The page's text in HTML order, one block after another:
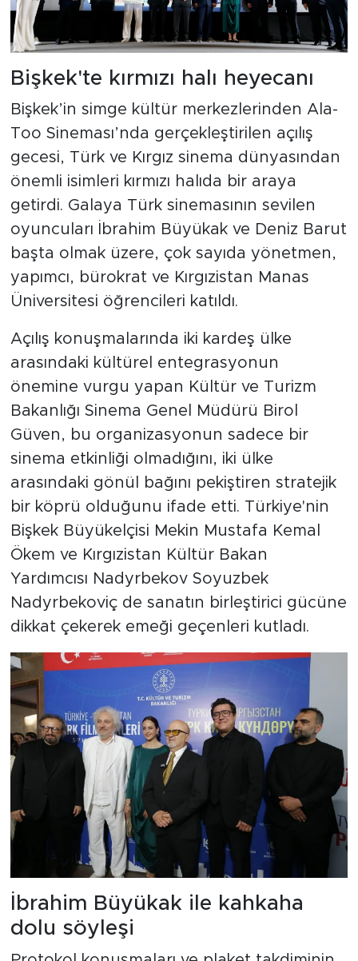
Bişkek'te kırmızı halı heyecanı
Bişkek’in simge kültür merkezlerinden Ala-
Too Sineması’nda gerçekleştirilen açılış
gecesi, Türk ve Kırgız sinema dünyasından
önemli isimleri kırmızı halıda bir araya
getirdi. Galaya Türk sinemasının sevilen
oyuncuları İbrahim Büyükak ve Deniz Barut
başta olmak üzere, çok sayıda yönetmen,
yapımcı, bürokrat ve Kırgızistan Manas
Üniversitesi öğrencileri katıldı.
Açılış konuşmalarında iki kardeş ülke
arasındaki kültürel entegrasyonun
önemine vurgu yapan Kültür ve Turizm
Bakanlığı Sinema Genel Müdürü Birol
Güven, bu organizasyonun sadece bir
sinema etkinliği olmadığını, iki ülke
arasındaki gönül bağını pekiştiren stratejik
bir köprü olduğunu ifade etti. Türkiye'nin
Bişkek Büyükelçisi Mekin Mustafa Kemal
Ökem ve Kırgızistan Kültür Bakan
Yardımcısı Nadyrbekov Soyuzbek
Nadyrbekoviç de sanatın birleştirici gücüne
dikkat çekerek emeği geçenleri kutladı.
İbrahim Büyükak ile kahkaha
dolu söyleşi